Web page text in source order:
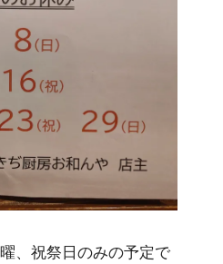
、祝祭日のみの予定で